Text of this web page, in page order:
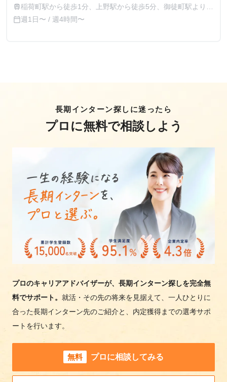
ベント現場勤務の場合は現地勤務となります）
train稲荷町駅から徒歩1分、上野駅から徒歩5分、御徒町駅より徒
歩7分
calendar_today週1日〜 / 週4時間〜
長期インターン探しに迷ったら
プロに無料で相談しよう
プロのキャリアアドバイザーが、長期インターン探しを完全無
料でサポート。 就活・その先の将来を見据えて、一人ひとりに
合った長期インターン先のご紹介と、内定獲得までの選考サポ
ートを行います。
無料 プロに相談してみる